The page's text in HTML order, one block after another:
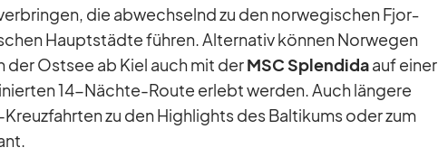
die ab­wech­selnd zu den nor­we­gi­schen Fjor­
Haupt­städte füh­ren. Al­ter­na­tiv kön­nen Nor­we­gen
Ost­see ab Kiel auch mit derMSC Sple­ndidaauf ei­ner
14-Nächte-Route er­lebt wer­den. Auch län­gere
zu den High­lights des Bal­ti­kums oder zum